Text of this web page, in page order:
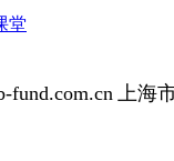
堂
fund.com.cn上海